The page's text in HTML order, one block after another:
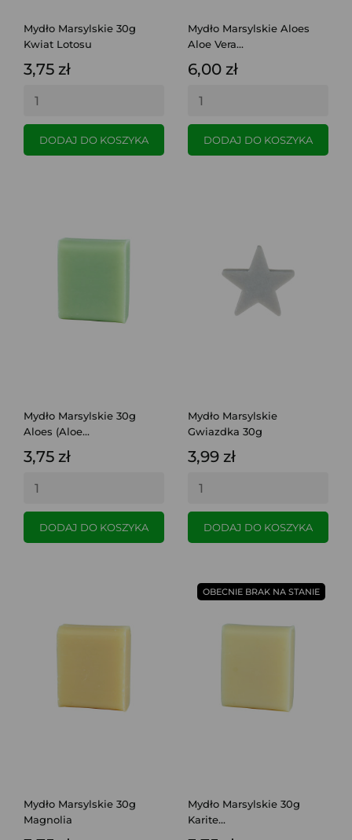
Mydło Marsylskie 30g
Kwiat Lotosu
3,75 zł
DODAJ DO KOSZYKA
Mydło Marsylskie Aloes
Aloe Vera...
6,00 zł
DODAJ DO KOSZYKA
Mydło Marsylskie 30g
Aloes (Aloe...
3,75 zł
DODAJ DO KOSZYKA
Mydło Marsylskie
Gwiazdka 30g
3,99 zł
DODAJ DO KOSZYKA
Mydło Marsylskie 30g
Magnolia
Mydło Marsylskie 30g
Karite...
OBECNIE BRAK NA STANIE